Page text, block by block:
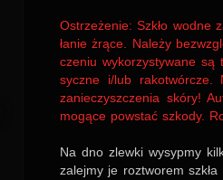
Ostrze­że­nie: Szkło
ła­nie żrące. Należy
cze­niu wyko­rzy­sty­wane
syczne i/lub
zanie­czysz­cze­nia skóry!
mogące pow­stać szkody.
Na dno zlewki wysypmy
zalejmy je roz­two­rem